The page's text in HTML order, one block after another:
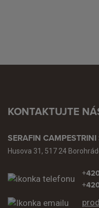
KONTAKTUJTE
SERAFIN CAMPESTRINI
Husova 31, 517 24